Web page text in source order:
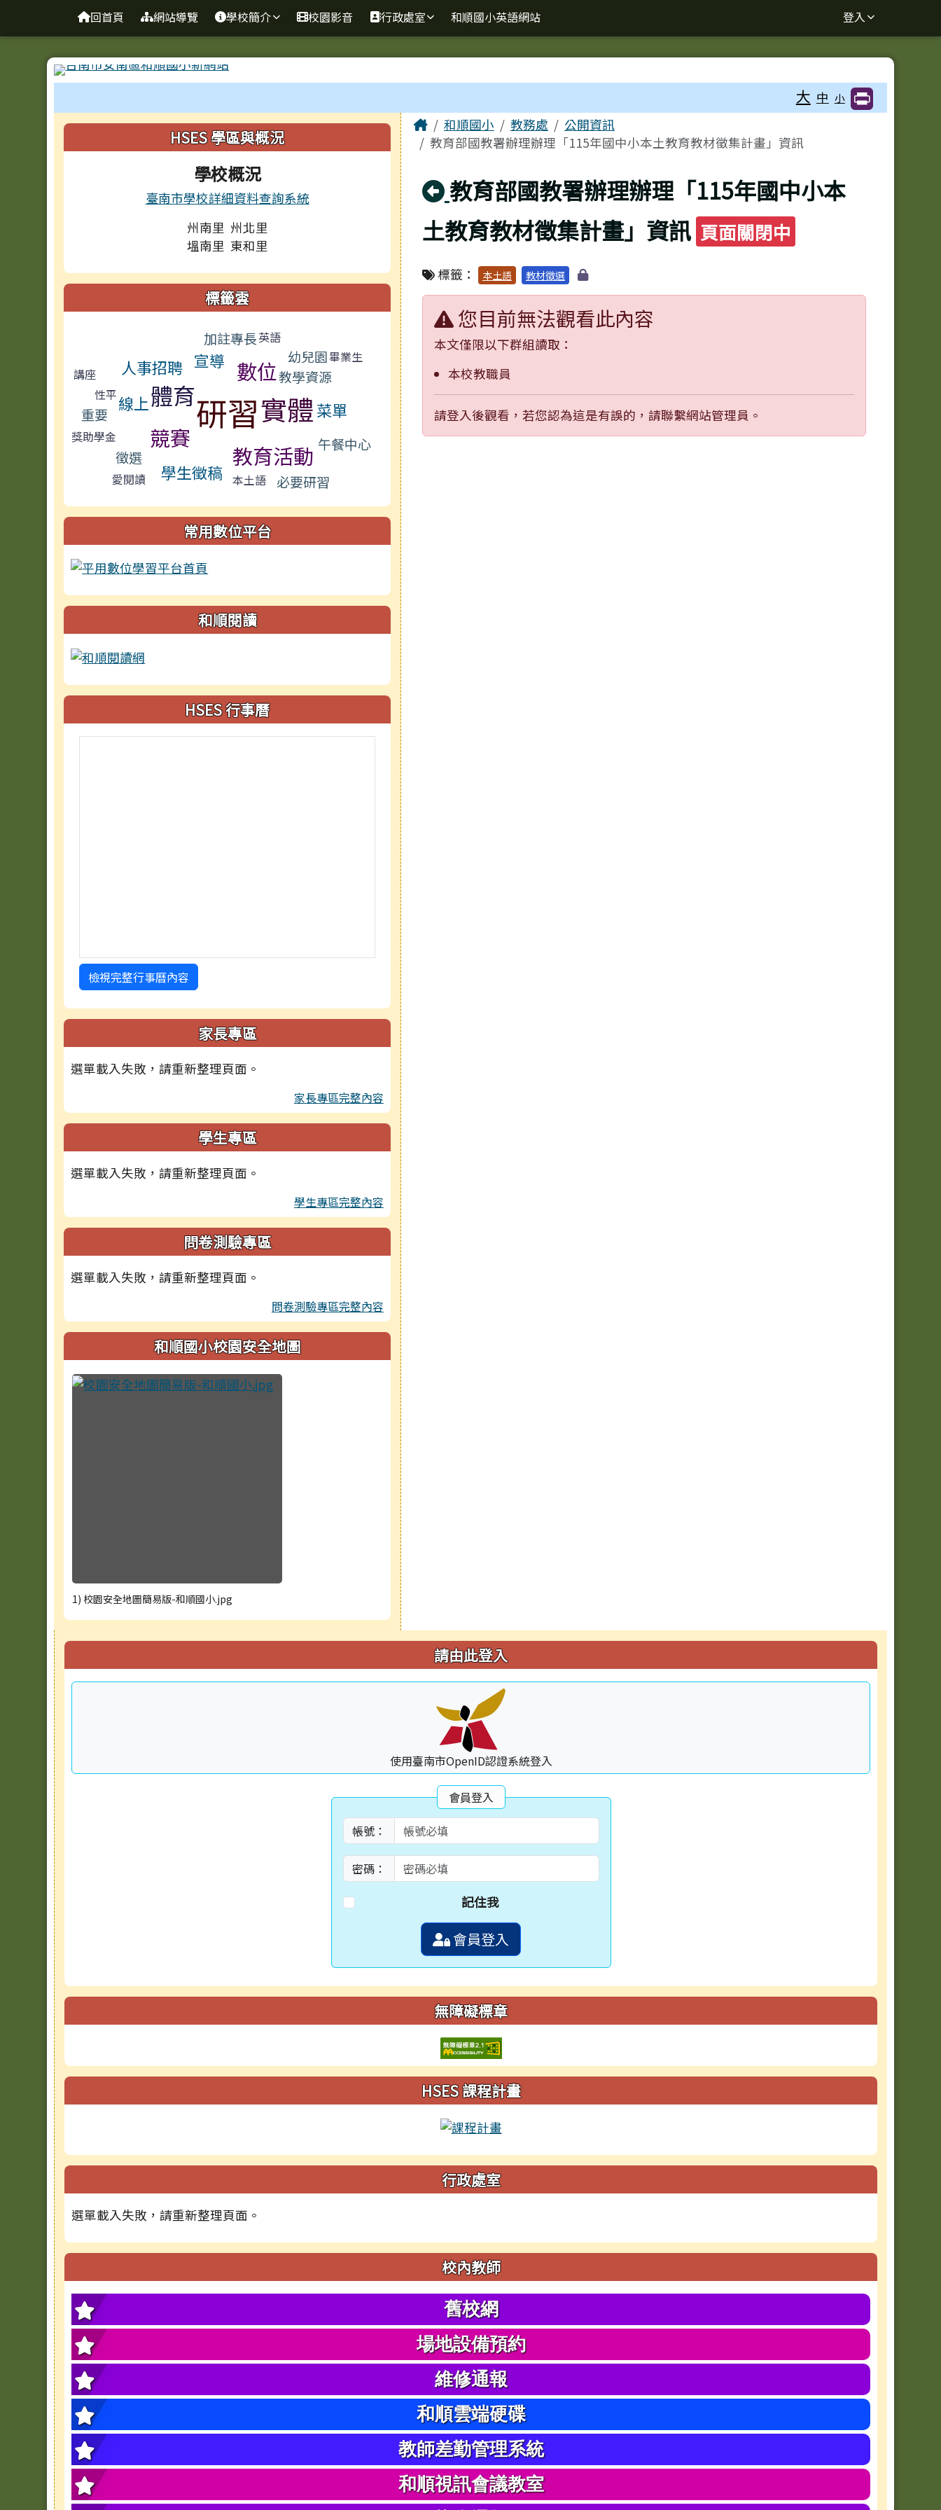
台南市和順國小新校網
回首頁 網站導覽 學校簡介 校園影音 行政處室 和順國小英語網站 登入
大 中 小
左邊區域內容HSES 學區與概況
學校概況
臺南市學校詳細資料查詢系統
州南里 州北里
塭南里 東和里
標籤雲
加註專長英語
人事招聘 宣導 數位 幼兒園畢業生
講座
性平線上體育
教學資源
研習實體
重要 菜單
獎助學金 競賽
徵選 教育活動 午餐中心
愛閱讀 學生徵稿 本土語 必要研習
常用數位平台
和順閱讀
HSES 行事曆
檢視完整行事曆內容
家長專區
選單載入失敗，請重新整理頁面。
家長專區完整內容
學生專區
選單載入失敗，請重新整理頁面。
學生專區完整內容
問卷測驗專區
選單載入失敗，請重新整理頁面。
問卷測驗專區完整內容
和順國小校園安全地圖
1) 校園安全地圖簡易版-和順國小.jpg
主內容區域
Home和順國小 教務處
公開資訊
教育部國教署辦理辦理「115年國中小本土教育教材徵集計畫」資訊
回上頁
教育部國教署辦理辦理「115年國中小本
土教育教材徵集計畫」資訊 頁面關閉中
標籤： 本土語 教材徵選
您目前無法觀看此內容
本文僅限以下群組讀取：
本校教職員
請登入後觀看，若您認為這是有誤的，請聯繫網站管理員。
右邊區域內容 請由此登入
使用臺南市OpenID認證系統登入
會員登入
帳號：
密碼：
記住我
會員登入
無障礙標章
HSES 課程計畫
行政處室
選單載入失敗，請重新整理頁面。
校內教師
舊校網
場地設備預約
維修通報
和順雲端硬碟
教師差勤管理系統
和順視訊會議教室
頁尾區域